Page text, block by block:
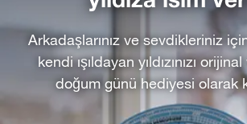
Arkadaşlarınız ve sevdikleriniz
kendi ışıldayan yıldızınızı
doğum günü hediyesi olarak